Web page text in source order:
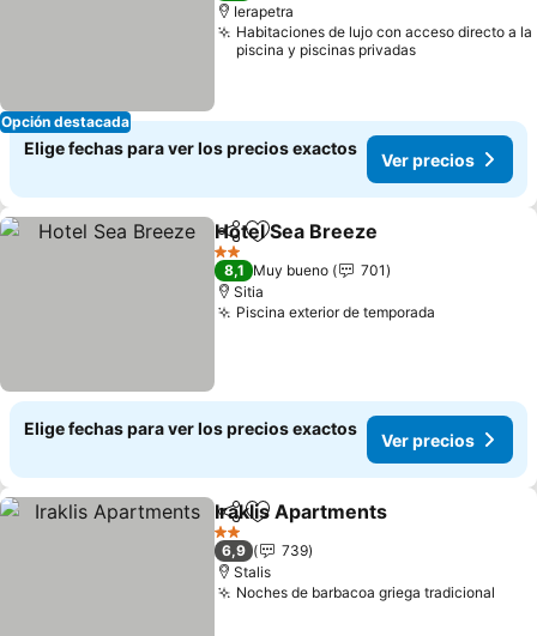
Opción destacada
Ierapetra
Habitaciones de lujo con acceso directo a la
piscina y piscinas privadas
Elige fechas para ver los precios exactos
Ver precios
CompartirAgregar a favoritos
Hotel Sea Breeze
2 Estrellas
8,1 Muy bueno
701
Sitia
Piscina exterior de temporada
Elige fechas para ver los precios exactos
Ver precios
CompartirAgregar a favoritos
Iraklis Apartments
2 Estrellas
6,9
739
Stalis
Noches de barbacoa griega tradicional